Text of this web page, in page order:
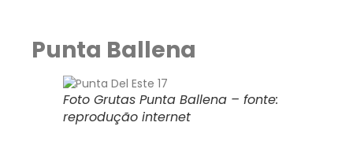
Punta Ballena
Foto Grutas Punta Ballena – fonte:
reprodução internet